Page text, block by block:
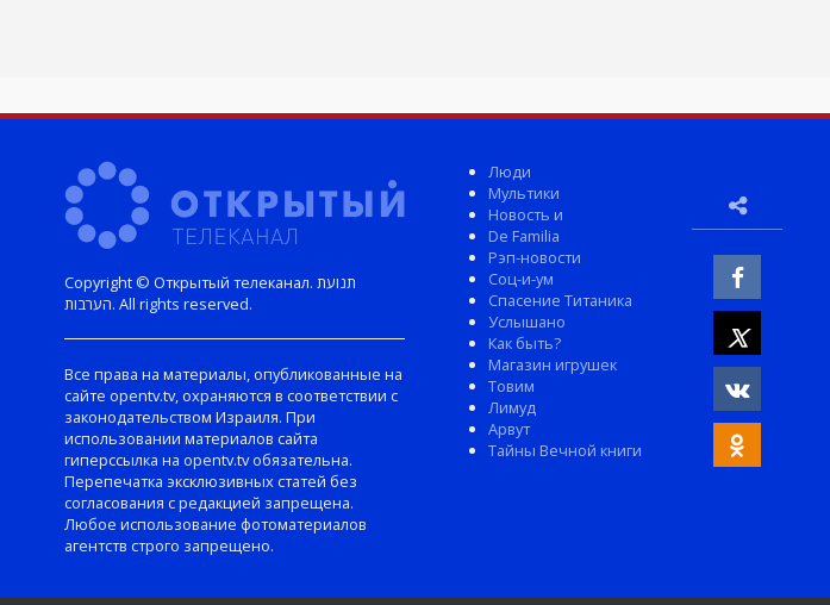
Copyright © Открытый телеканал. תנועת
הערבות. All rights reserved.
Все права на материалы, опубликованные на
сайте opentv.tv, охраняются в соответствии с
законодательством Израиля. При
использовании материалов сайта
гиперссылка на opentv.tv обязательна.
Перепечатка эксклюзивных статей без
согласования с редакцией запрещена.
Любое использование фотоматериалов
агентств строго запрещено.
Люди
Мультики
Новость и
De Familia
Рэп-новости
Соц-и-ум
Спасение Титаника
Услышано
Как быть?
Магазин игрушек
Товим
Лимуд
Арвут
Тайны Вечной книги